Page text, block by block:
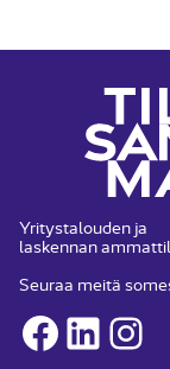
Yritystalouden ja
laskennan
Seuraa meitä
Facebook
LinkedIn